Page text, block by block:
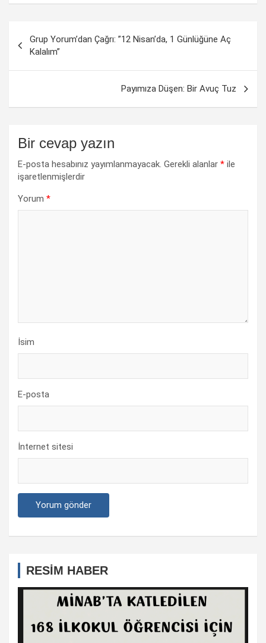
dolaşımı
Grup Yorum’dan Çağrı: ”12 Nisan’da, 1 Günlüğüne Aç
Kalalım”
Payımıza Düşen: Bir Avuç Tuz
Bir cevap yazın
E-posta hesabınız yayımlanmayacak. Gerekli alanlar * ile
işaretlenmişlerdir
Yorum *
İsim
E-posta
İnternet sitesi
RESİM HABER